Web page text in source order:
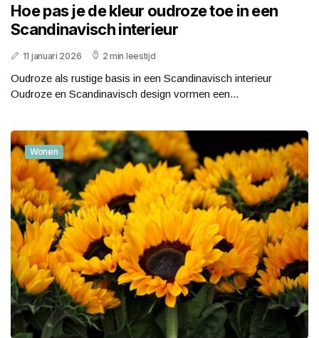
Hoe pas je de kleur oudroze toe in een
Scandinavisch interieur
11 januari 2026 2 min leestijd
Oudroze als rustige basis in een Scandinavisch interieur
Oudroze en Scandinavisch design vormen een...
Wonen